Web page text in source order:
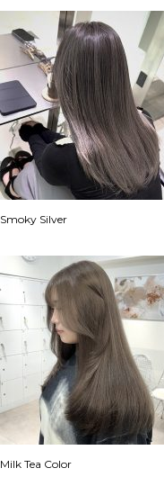
Smoky Silver
Milk Tea Color